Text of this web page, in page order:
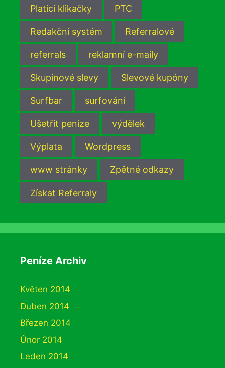
Platící klikačky PTC
Redakční systém Referralové
referrals reklamní e-maily
Skupinové slevy Slevové kupóny
Surfbar surfování
Ušetřit peníze výdělek
Výplata Wordpress
www stránky Zpětné odkazy
Získat Referraly
Peníze Archiv
Květen 2014
Duben 2014
Březen 2014
Únor 2014
Leden 2014